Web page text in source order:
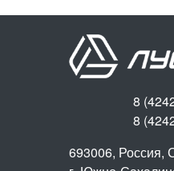
8
8
693006, Россия,